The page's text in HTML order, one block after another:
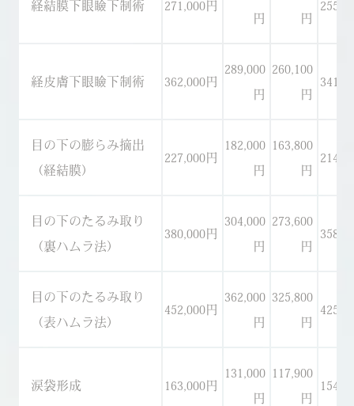
経結膜下眼瞼下制術 271,000円
円
円
経皮膚下眼瞼下制術 362,000円
289,000
円
260,100
円
目の下の膨らみ摘出
（経結膜）
227,000円
182,000
円
163,800
円
目の下のたるみ取り
（裏ハムラ法）
380,000円
304,000
円
273,600
円
目の下のたるみ取り
（表ハムラ法）
452,000円
362,000
円
325,800
円
涙袋形成 163,000円
131,000
円
117,900
円